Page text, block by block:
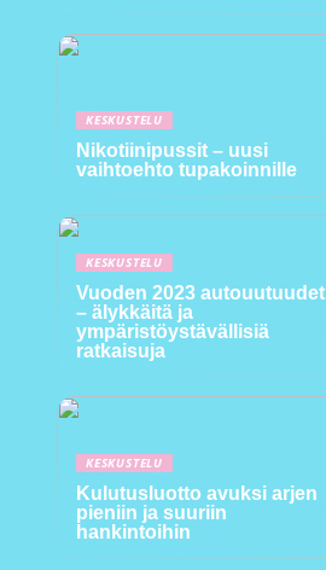
KESKUSTELU
Nikotiinipussit – uusi
vaihtoehto tupakoinnille
KESKUSTELU
Vuoden 2023 autouutuudet
– älykkäitä ja
ympäristöystävällisiä
ratkaisuja
KESKUSTELU
Kulutusluotto avuksi arjen
pieniin ja suuriin
hankintoihin